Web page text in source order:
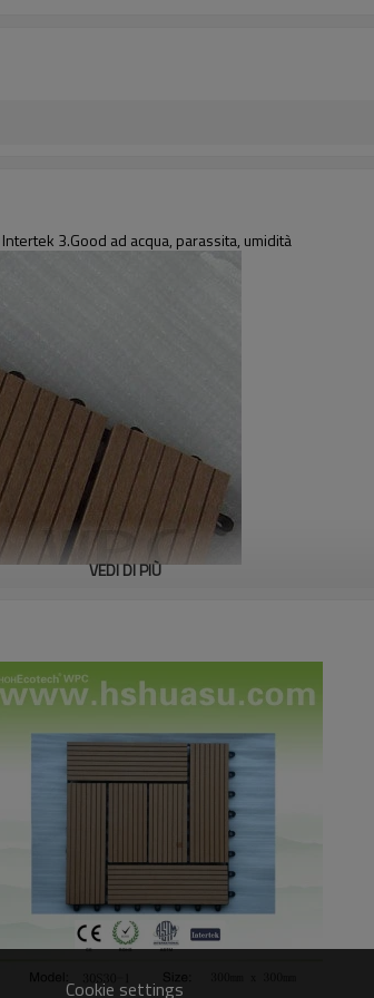
3.Good ad acqua, parassita, umidità
VEDI DI PIÙ
Cookie settings